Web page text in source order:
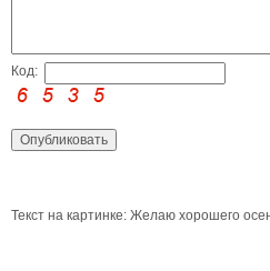
Код:
Текст на картинке: Желаю хорошего